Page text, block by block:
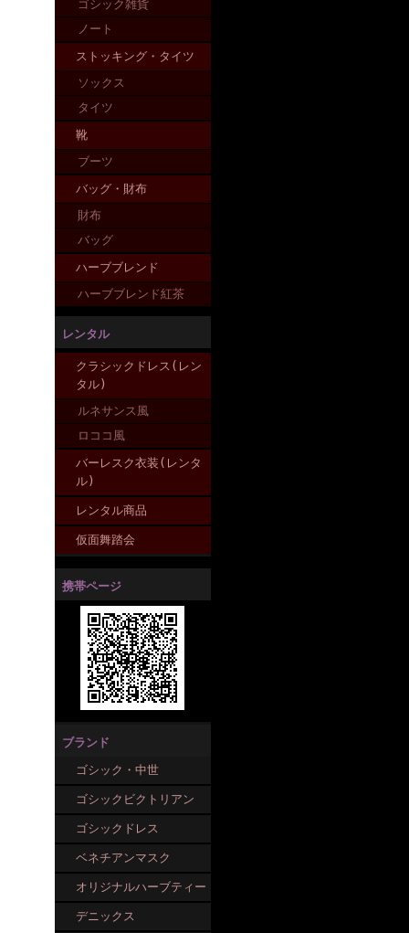
ゴシック雑貨
ノート
ストッキング・タイツ
ソックス
タイツ
靴
ブーツ
バッグ・財布
財布
バッグ
ハーブブレンド
ハーブブレンド紅茶
レンタル
クラシックドレス(レン
タル)
ルネサンス風
ロココ風
バーレスク衣装(レンタ
ル)
レンタル商品
仮面舞踏会
携帯ページ
ブランド
ゴシック・中世
ゴシックビクトリアン
ゴシックドレス
ベネチアンマスク
オリジナルハーブティー
デニックス